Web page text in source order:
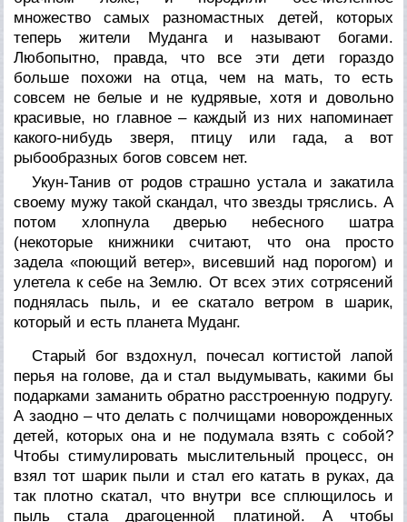
множество самых разномастных детей, которых
теперь жители Муданга и называют богами.
Любопытно, правда, что все эти дети гораздо
больше похожи на отца, чем на мать, то есть
совсем не белые и не кудрявые, хотя и довольно
красивые, но главное – каждый из них напоминает
какого-нибудь зверя, птицу или гада, а вот
рыбообразных богов совсем нет.
Укун-Танив от родов страшно устала и закатила
своему мужу такой скандал, что звезды тряслись. А
потом хлопнула дверью небесного шатра
(некоторые книжники считают, что она просто
задела «поющий ветер», висевший над порогом) и
улетела к себе на Землю. От всех этих сотрясений
поднялась пыль, и ее скатало ветром в шарик,
который и есть планета Муданг.
Старый бог вздохнул, почесал когтистой лапой
перья на голове, да и стал выдумывать, какими бы
подарками заманить обратно расстроенную подругу.
А заодно – что делать с полчищами новорожденных
детей, которых она и не подумала взять с собой?
Чтобы стимулировать мыслительный процесс, он
взял тот шарик пыли и стал его катать в руках, да
так плотно скатал, что внутри все сплющилось и
пыль стала драгоценной платиной. А чтобы